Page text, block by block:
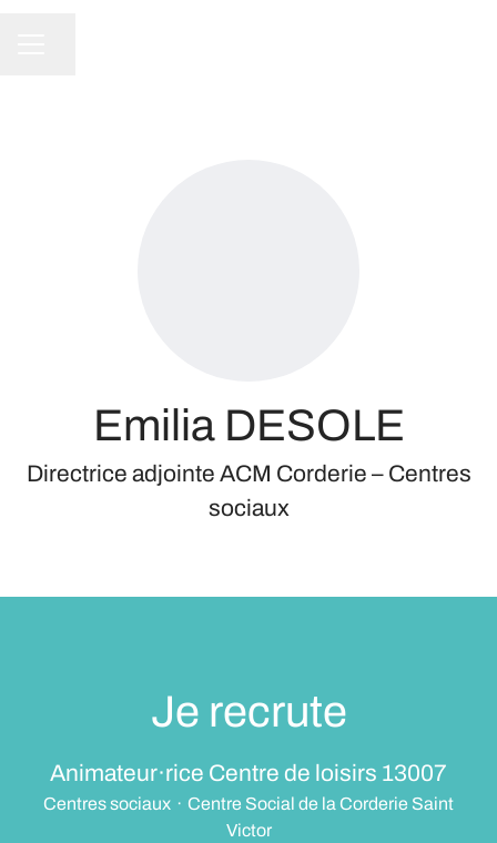
Emilia DESOLE
Directrice adjointe ACM Corderie – Centres
sociaux
Je recrute
Animateur·rice Centre de loisirs 13007
Centres sociaux · Centre Social de la Corderie Saint
Victor